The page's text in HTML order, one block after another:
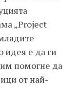
„Project
идея е да ги
помогне да
от най-